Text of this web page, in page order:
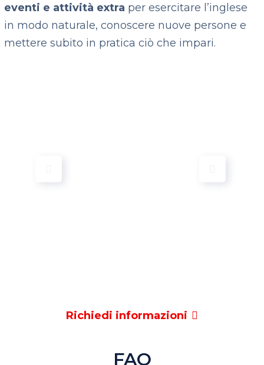
eventi e attività extra per esercitare l’inglese
in modo naturale, conoscere nuove persone e
mettere subito in pratica ciò che impari.
Richiedi informazioni
FAQ